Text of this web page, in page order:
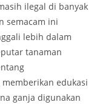
ilegal di banyak
semacam ini
lebih dalam
tanaman
edukasi
ganja digunakan